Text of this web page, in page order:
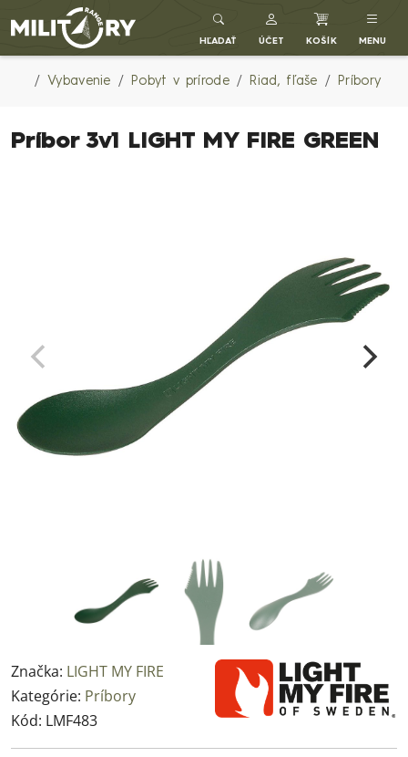
Army shop MILITARY RANGE SK
HĽADAŤ ÚČET KOŠÍK MENU
Vybavenie Pobyt v prírode Riad, fľaše Príbory
Príbor 3v1 LIGHT MY FIRE GREEN
Značka: LIGHT MY FIRE
Kategórie: Príbory
Kód: LMF483